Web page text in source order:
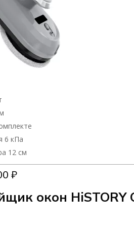
6 кПа
12 см
₽
окон HiSTORY